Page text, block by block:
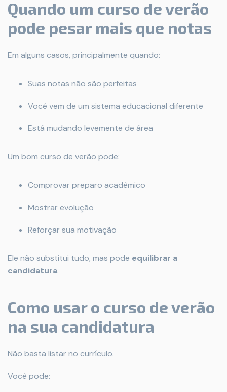
Quando um curso de verão
pode pesar mais que notas
Em alguns casos, principalmente quando:
Suas notas não são perfeitas
Você vem de um sistema educacional diferente
Está mudando levemente de área
Um bom curso de verão pode:
Comprovar preparo acadêmico
Mostrar evolução
Reforçar sua motivação
Ele não substitui tudo, mas pode equilibrar a
candidatura.
Como usar o curso de verão
na sua candidatura
Não basta listar no currículo.
Você pode: